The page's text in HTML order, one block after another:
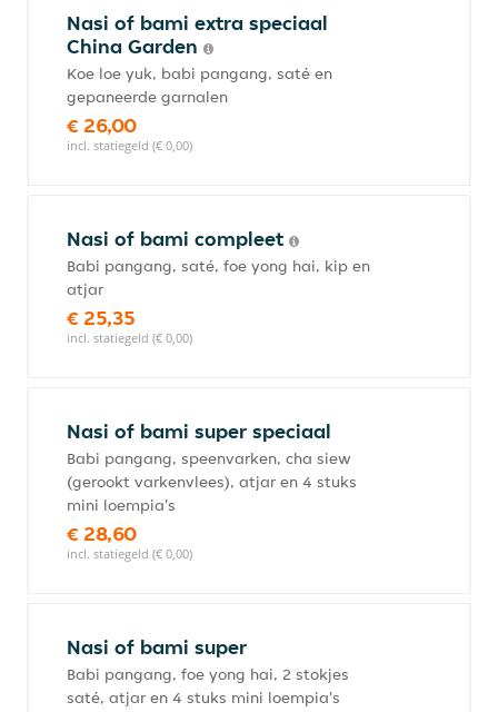
Nasi of bami extra speciaal
China Garden
Koe loe yuk, babi pangang, saté en
gepaneerde garnalen
€ 26,00
incl. statiegeld (€ 0,00)
Nasi of bami compleet
Babi pangang, saté, foe yong hai, kip en
atjar
€ 25,35
incl. statiegeld (€ 0,00)
Nasi of bami super speciaal
Babi pangang, speenvarken, cha siew
(gerookt varkenvlees), atjar en 4 stuks
mini loempia's
€ 28,60
incl. statiegeld (€ 0,00)
Nasi of bami super
Babi pangang, foe yong hai, 2 stokjes
saté, atjar en 4 stuks mini loempia's